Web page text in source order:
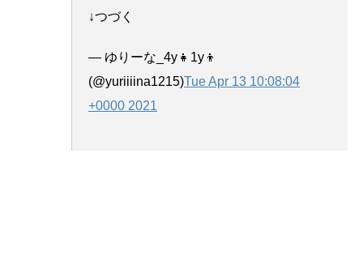
↓つづく
— ゆりーな_4y👧1y👦
(@yuriiiina1215)Tue Apr 13 10:08:04
+0000 2021